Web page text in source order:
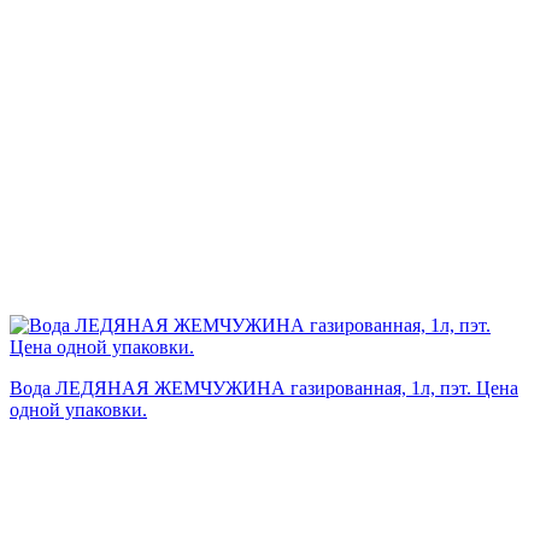
Вода ЛЕДЯНАЯ ЖЕМЧУЖИНА газированная, 1л, пэт. Цена
одной упаковки.